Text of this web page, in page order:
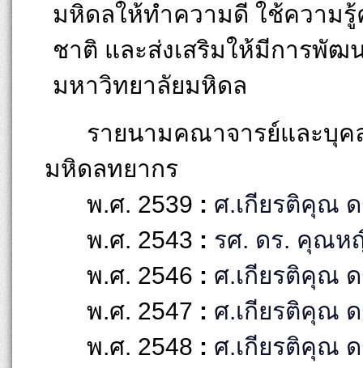
มหิดลให้ทำความดี ใช้ความรู้
ชาติ และส่งเสริมให้มีการพั
มหาวิทยาลัยมหิดล
รายนามคณาจารย์และบุค
มหิดลทยากร
พ.ศ. 2539 : ศ.เกียรติคุณ
พ.ศ. 2543 : รศ. ดร. คุณ
พ.ศ. 2546 : ศ.เกียรติคุณ
พ.ศ. 2547 : ศ.เกียรติคุณ
พ.ศ. 2548 : ศ.เกียรติคุณ